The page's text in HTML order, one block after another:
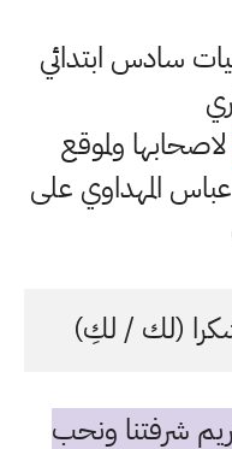
سادس ابتدائي
لاصحابها ولموقع
المهداوي على
(لك / لكِ)
شرفتنا ونحب